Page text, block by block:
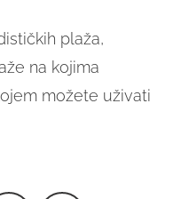
plaža,
na kojima
možete uživati